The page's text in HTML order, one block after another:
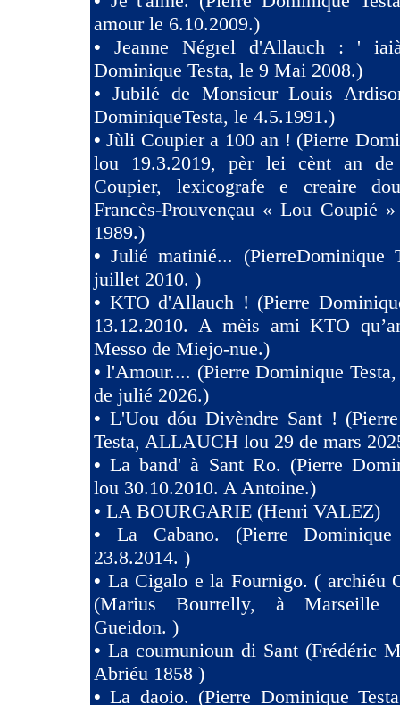
amour le 6.10.2009.)
• Jeanne Négrel d'Allauch : '
Dominique Testa, le 9 Mai 2008.)
• Jubilé de Monsieur Louis
DominiqueTesta, le 4.5.1991.)
•Jùli Coupier a 100 an ! (Pierre
lou 19.3.2019, pèr lei cènt an de
Coupier, lexicografe e creaire
Francès-Prouvençau « Lou Coupié
1989.)
•Julié matinié... (PierreDominique
juillet 2010. )
• KTO d'Allauch ! (Pierre
13.12.2010. A mèis ami KTO
Messo de Miejo-nue.)
•l'Amour.... (Pierre Dominique
de julié 2026.)
• L'Uou dóu Divèndre Sant !
Testa, ALLAUCH lou 29 de mars
•La band' à Sant Ro. (Pierre
lou 30.10.2010. A Antoine.)
• LA BOURGARIE (Henri VALEZ)
• La Cabano. (Pierre
23.8.2014. )
• La Cigalo e la Fournigo. ( archiéu
(Marius Bourrelly, à Marseille
Gueidon. )
• La coumunioun di Sant (Frédéric
Abriéu 1858 )
•La daoio. (Pierre Dominique